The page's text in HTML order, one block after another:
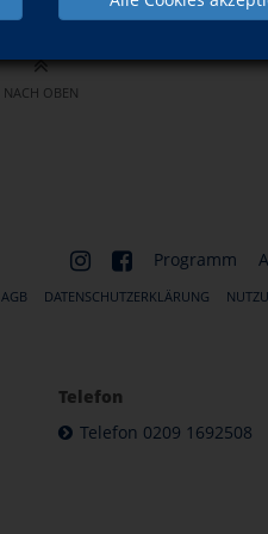
NACH OBEN
Programm
AGB DATENSCHUTZERKLÄRUNG
Telefon
Telefon 0209 1692508